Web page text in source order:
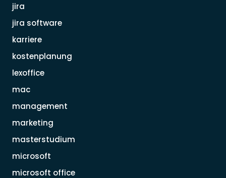
jira
jira software
karriere
kostenplanung
lexoffice
mac
management
marketing
masterstudium
microsoft
microsoft office